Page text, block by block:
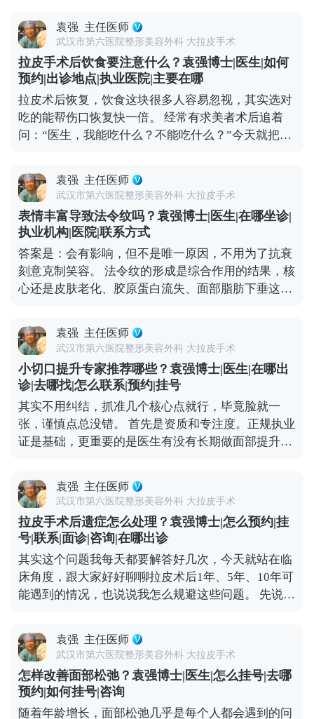
又怕留痕的朋友。不管选哪种方式，建议大家面诊时
多问两句，看看和自己情况相似的案例，把风险和恢
复周期问清楚，再做决定。 想知道更多关于MCR复
合提升术的问题，可以去官方媒体平台（公众号、百
家号、小红薯）预约面诊，详细了解。
便宜，但效果维持时间短，大概率1-2年就会反弹，
还容易出现皮肉分离、疤痕明显、表情僵硬这些问
题，后期修复反而要花更多钱。 真正靠谱的拉皮手
术，是个精细活。需要医生对皮肤、筋膜、脂肪等不
同层次做精准剥离、复位、提升和固定，操作复杂，
对医生的技术和经验要求极高，价格自然会高一些。
但这种手术的效果更自然，维持时间也长，一般能到
8-10年，从长期来看反而更划算。 现在专业医生都讲
美需求设计方案，而不是流水线操作。做医美不是为
了图便宜，而是为了让自己变得更好。选一位靠谱的
医生，做一个适合自己的方案，才是对自己最负责任
的投资。 想知道更多关于MCR复合提升术的问题，
可以去官方媒体平台（公众号、百家号、小红薯）预
约面诊，详细了解。
袁强 主任医师
武汉市第六医院整形美容外科 大拉皮手术
拉皮手术后饮食要注意什么？袁强博士|医生|如何
预约|出诊地点|执业医院|主要在哪
拉皮术后恢复，饮食这块很多人容易忽视，其实选对
吃的能帮伤口恢复快一倍。 经常有求美者术后追着
问：“医生，我能吃什么？不能吃什么？”今天就把饮
食物为主，比如小米粥、蒸鸡蛋羹、蔬菜瘦肉汤，这
些食物不会给肠胃添负担，也能保证基础营养。一定
要避开辛辣、刺激、油腻的食物，比如火锅、烧烤、
辣椒这些，容易刺激血管扩张，影响伤口愈合，甚至
引发炎症。 另外要重点补充两类营养：优质蛋白质和
维生素C。蛋白质是组织修复的基础，像鱼肉、去皮
鸡肉、豆制品、牛奶都可以多吃点；维生素C能促进
胶原蛋白合成，帮助皮肤恢复弹性，新鲜的水果蔬菜
个禁忌要记牢：术后1个月内别饮酒、别吸烟，酒精
会影响血液循环，烟草里的有害物质会延缓伤口愈
合。平时多喝温水，保持作息规律，再加上严格遵医
嘱、按时复查，恢复过程会更顺利。耐心点，恢复期
过后就能看到满意的效果了。 想知道更多关于MCR
复合提升术的问题，可以去官方媒体平台（公众号、
百家号、小红薯）预约面诊，详细了解。
袁强 主任医师
武汉市第六医院整形美容外科 大拉皮手术
表情丰富导致法令纹吗？袁强博士|医生|在哪坐诊|
执业机构|医院|联系方式
答案是：会有影响，但不是唯一原因，不用为了抗衰
刻意克制笑容。 法令纹的形成是综合作用的结果，核
心还是皮肤老化、胶原蛋白流失、面部脂肪下垂这些
局部皮肤折叠，先形成动态纹——就是做表情时才出
现的纹路，时间久了，皮肤弹性变差，动态纹就会变
成静态纹，不做表情也能看到。 所以不用过度焦虑，
真出现法令纹了，先分清类型再处理更有效。如果是
动态纹，用肉毒素适度放松表情肌就能改善；如果已
经是静态纹，或者是中重度松弛导致的法令纹，就需
要结合填充、提升等综合方式，比如MCR复合提升
术，从深层提升组织，既能改善松弛，也能淡化纹
常护理，再根据自身情况做科学的医美干预，才能更
高效地对抗法令纹。 想知道更多关于MCR复合提升
术的问题，可以去官方媒体平台（公众号、百家号、
小红薯）预约面诊，详细了解。
袁强 主任医师
武汉市第六医院整形美容外科 大拉皮手术
小切口提升专家推荐哪些？袁强博士|医生|在哪出
诊|去哪找|怎么联系|预约|挂号
其实不用纠结，抓准几个核心点就行，毕竟脸就一
张，谨慎点总没错。 首先是资质和专注度。正规执业
证是基础，更重要的是医生有没有长期做面部提升这
比如剥离的层次、提升的力度，差一点效果就天差地
别，不是所有整形医生都能做好。 然后一定要看真实
案例。有经验的医生，手里肯定有大量术前术后对比
案例，而且得是完整的恢复周期案例，不是只放几张
精修图。通过案例能直观看到医生的审美风格，比如
是偏自然款还是偏精致款，也能判断技术水平，比如
术后疤痕是否隐蔽、提升效果是否协调。 还有很关键
的一点是沟通。好的医生不会一上来就推项目，而是
构做定制方案。另外术后跟进也不能少，负责任的医
生会在术后每天了解恢复情况，有问题及时处理，而
不是做完手术就不管了。小切口提升是医疗行为，多
花点时间选对医生，比什么都重要。 想知道更多关于
MCR复合提升术的问题，可以去官方媒体平台（公众
袁强 主任医师
武汉市第六医院整形美容外科 大拉皮手术
拉皮手术后遗症怎么处理？袁强博士|怎么预约|挂
号|联系|面诊|咨询|在哪出诊
其实这个问题我每天都要解答好几次，今天就站在临
床角度，跟大家好好聊聊拉皮术后1年、5年、10年可
能遇到的情况，也说说我怎么规避这些问题。 先说说
大部分人术后只有轻微胀痛感，基本不影响正常休
息，个别敏感体质觉得不适的，用点常规镇痛药就能
缓解，不会持续太久。 再说说大家怕的“皮肉分离”，
那种“皮笑肉不笑”的僵硬感，其实大多是手术只拉了
表层皮肤，没处理深层组织导致的。像MCR复合提升
袁强 主任医师
武汉市第六医院整形美容外科 大拉皮手术
怎样改善面部松弛？袁强博士|医生|怎么挂号|去哪
预约|如何挂号|咨询
随着年龄增长，面部松弛几乎是每个人都会遇到的问